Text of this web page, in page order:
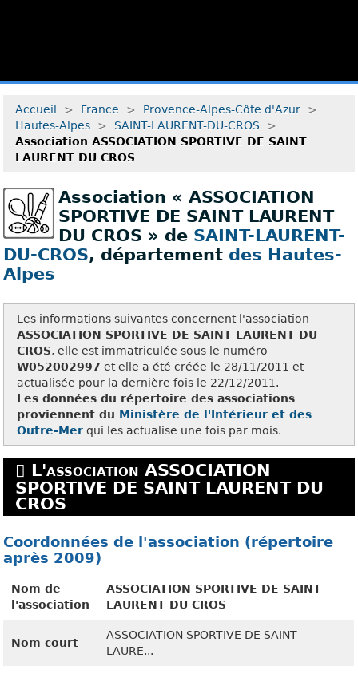
Accueil > France > Provence-Alpes-Côte d'Azur
>
Hautes-Alpes
> SAINT-LAURENT-DU-CROS
>
Association ASSOCIATION SPORTIVE DE SAINT
LAURENT DU CROS
Association « ASSOCIATION
SPORTIVE DE SAINT LAURENT
DU CROS » de SAINT-LAURENT-
DU-CROS, département des Hautes-
Alpes
Les informations suivantes concernent l'association
ASSOCIATION SPORTIVE DE SAINT LAURENT DU
CROS, elle est immatriculée sous le numéro
W052002997 et elle a été créée le 28/11/2011 et
actualisée pour la dernière fois le 22/12/2011.
Les données du répertoire des associations
proviennent du Ministère de l'Intérieur et des
Outre-Mer qui les actualise une fois par mois.
L'association ASSOCIATION
SPORTIVE DE SAINT LAURENT DU
CROS
Coordonnées de l'association (répertoire
après 2009)
Nom de
l'association
ASSOCIATION SPORTIVE DE SAINT
LAURENT DU CROS
Nom court
ASSOCIATION SPORTIVE DE SAINT
LAURE...